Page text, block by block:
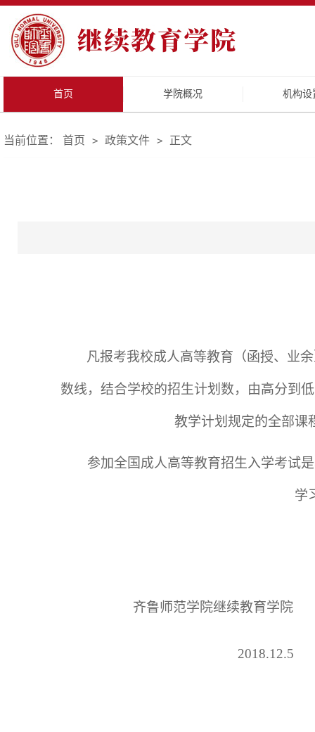
首页 学院概况 机构设
当前位置： 首页 > 政策文件 > 正文
凡报考我校成人高等教育（函授、业
数线，结合学校的招生计划数，由高分到
教学计划规定的全部课
参加全国成人高等教育招生入学考试
学
齐鲁师范学院继续教育学院
2018.12.5